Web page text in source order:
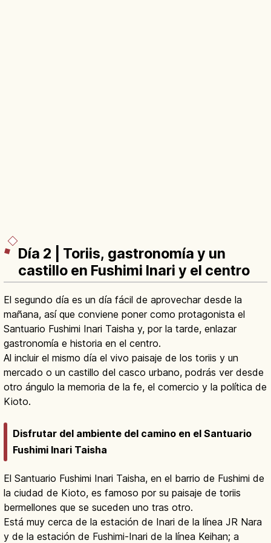
Día 2 | Toriis, gastronomía y un
castillo en Fushimi Inari y el centro
El segundo día es un día fácil de aprovechar desde la
mañana, así que conviene poner como protagonista el
Santuario Fushimi Inari Taisha y, por la tarde, enlazar
gastronomía e historia en el centro.
Al incluir el mismo día el vivo paisaje de los toriis y un
mercado o un castillo del casco urbano, podrás ver desde
otro ángulo la memoria de la fe, el comercio y la política de
Kioto.
Disfrutar del ambiente del camino en el Santuario
Fushimi Inari Taisha
El Santuario Fushimi Inari Taisha, en el barrio de Fushimi de
la ciudad de Kioto, es famoso por su paisaje de toriis
bermellones que se suceden uno tras otro.
Está muy cerca de la estación de Inari de la línea JR Nara
y de la estación de Fushimi-Inari de la línea Keihan; a